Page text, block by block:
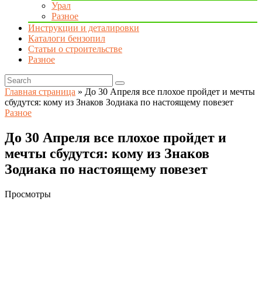
Урал
Разное
Инструкции и деталировки
Каталоги бензопил
Статьи о строительстве
Разное
Главная страница » До 30 Апреля все плохое пройдет и мечты
сбудутся: кому из Знаков Зодиака по настоящему повезет
Разное
До 30 Апреля все плохое пройдет и
мечты сбудутся: кому из Знаков
Зодиака по настоящему повезет
Просмотры